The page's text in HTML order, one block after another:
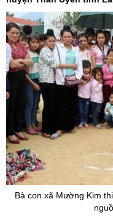
Bà con xã Mường Kim